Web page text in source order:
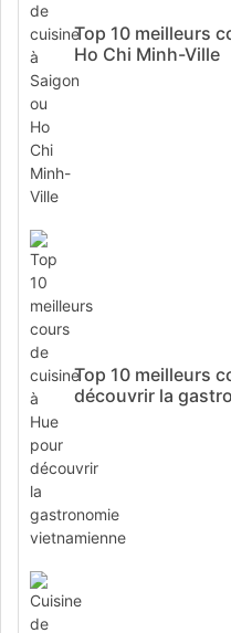
Top 10 meilleurs
Ho Chi Minh-Ville
Top 10 meilleurs
découvrir la